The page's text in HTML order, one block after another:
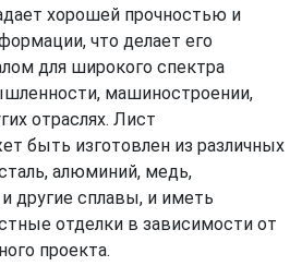
хорошей прочностью и
что делает его
для широкого спектра
машиностроении,
отраслях. Лист
быть изготовлен из различных
алюминий, медь,
другие сплавы, и иметь
отделки в зависимости от
проекта.